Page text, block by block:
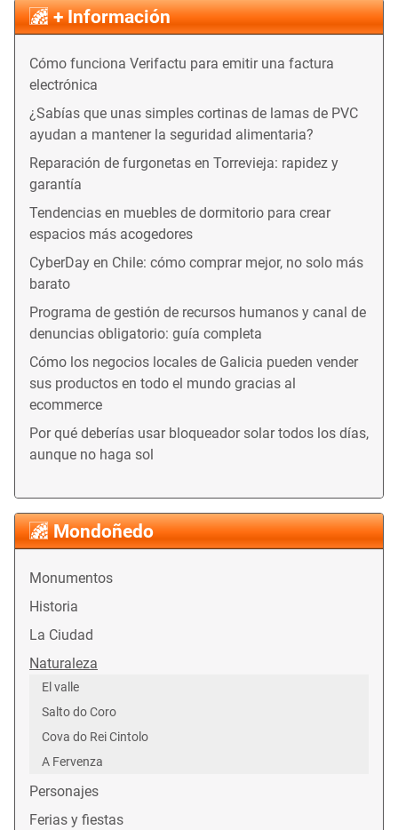
Mondoñedo
Monumentos
Historia
La Ciudad
Naturaleza
El valle
Salto do Coro
Cova do Rei Cintolo
A Fervenza
Personajes
Ferias y fiestas
+ Información
Cómo funciona Verifactu para emitir una factura
electrónica
¿Sabías que unas simples cortinas de lamas de PVC
ayudan a mantener la seguridad alimentaria?
Reparación de furgonetas en Torrevieja: rapidez y
garantía
Tendencias en muebles de dormitorio para crear
espacios más acogedores
CyberDay en Chile: cómo comprar mejor, no solo más
barato
Programa de gestión de recursos humanos y canal de
denuncias obligatorio: guía completa
Cómo los negocios locales de Galicia pueden vender
sus productos en todo el mundo gracias al
ecommerce
Por qué deberías usar bloqueador solar todos los días,
aunque no haga sol